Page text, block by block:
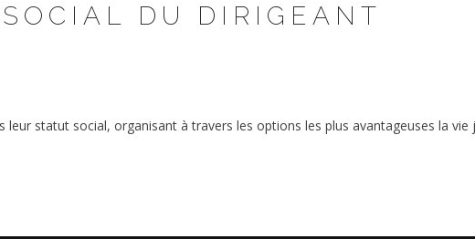
DU DIRIGEANT
leur statut social, organisant à travers les options les plus avantageuses la